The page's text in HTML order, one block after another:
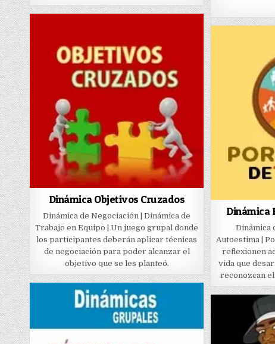
Dinámica Objetivos Cruzados
Dinámica de Negociación | Dinámica de
Trabajo en Equipo | Un juego grupal donde
los participantes deberán aplicar técnicas
de negociación para poder alcanzar el
objetivo que se les planteó.
Dinámica
Dinámica
Autoestima |
reflexionen
vida que
reconozcan